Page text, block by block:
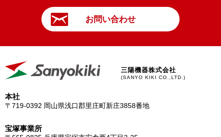
お問い合わせ
三陽機器株式会社
(SANYO KIKI CO.,LTD.)
本社
〒719-0392 岡山県浅口郡里庄町新庄3858番地
宝塚事業所